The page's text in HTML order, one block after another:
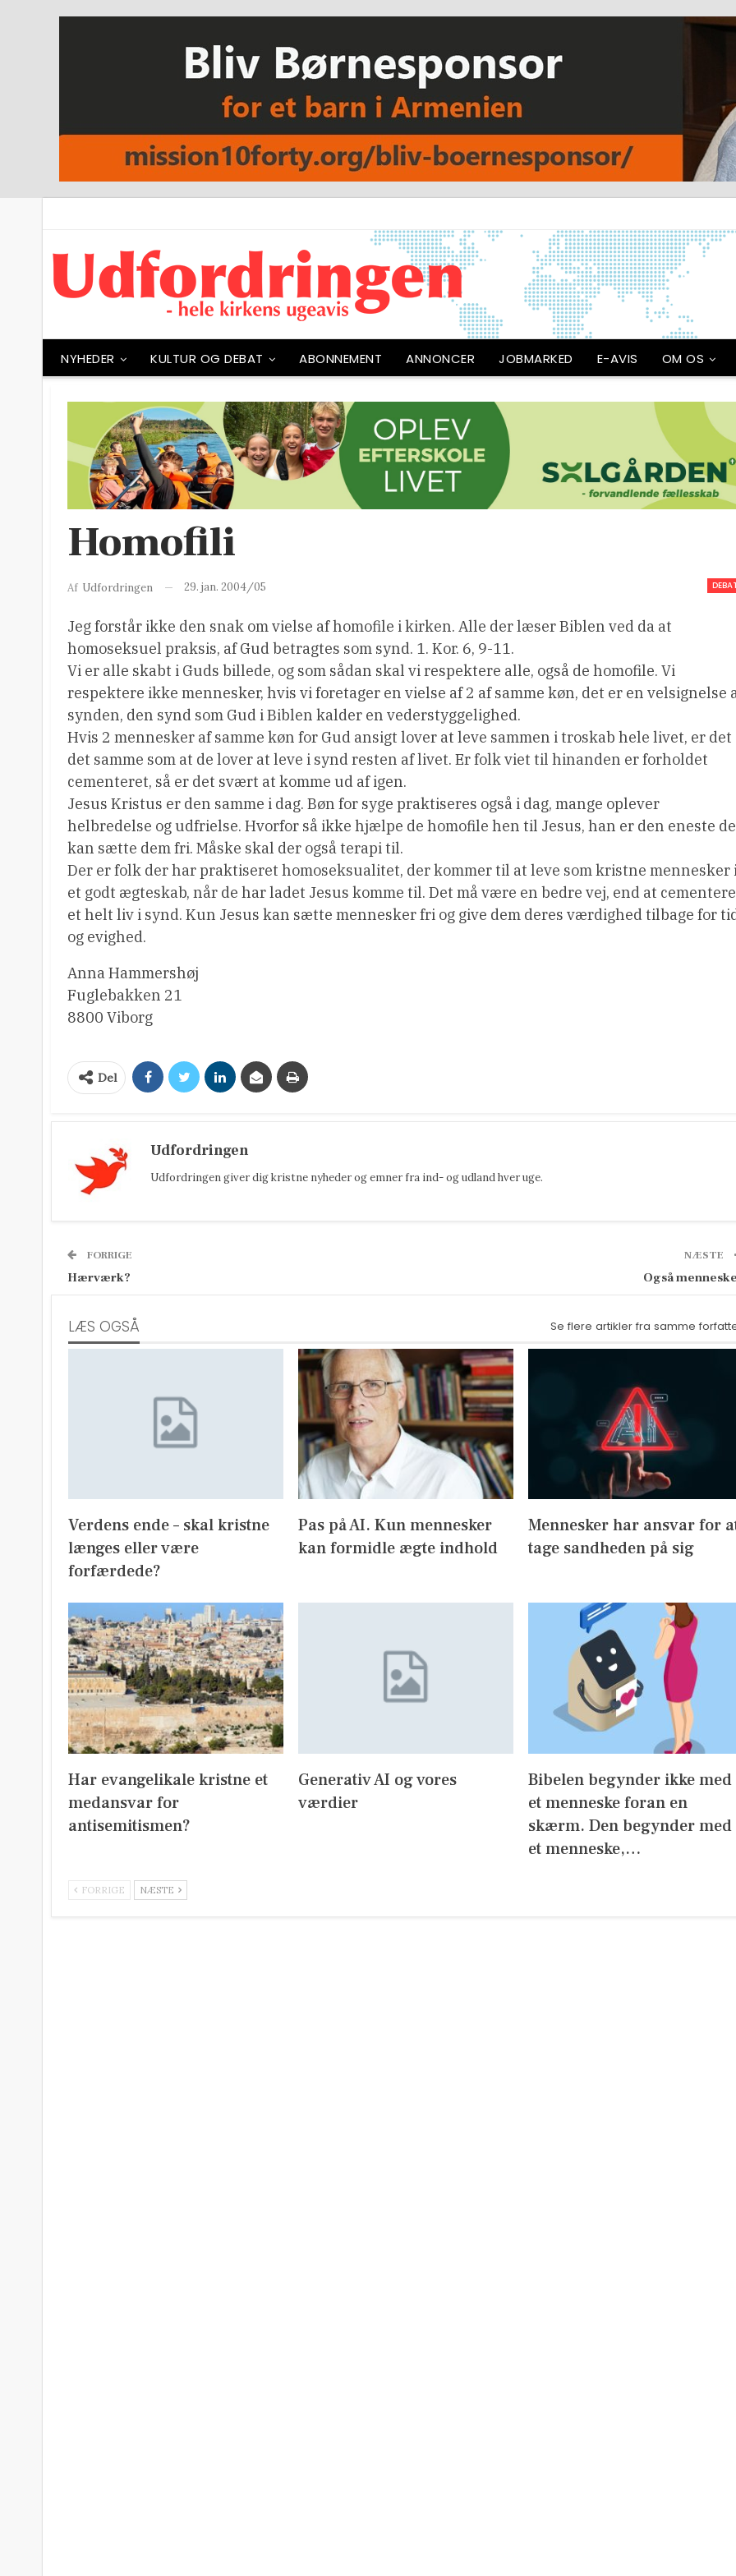
NYHEDER KULTUR OG DEBAT ABONNEMENT ANNONCER JOBMARKED E-AVIS OM OS
Homofili
Af Udfordringen 29. jan. 2004/05
Jeg forstår ikke den snak om vielse af homofile i kirken. Alle der læser Biblen ved da at
homoseksuel praksis, af Gud betragtes som synd. 1. Kor. 6, 9-11.
Vi er alle skabt i Guds billede, og som sådan skal vi respektere alle, også de homofile. Vi
respektere ikke mennesker, hvis vi foretager en vielse af 2 af samme køn, det er en velsignelse
synden, den synd som Gud i Biblen kalder en vederstyggelighed.
Hvis 2 mennesker af samme køn for Gud ansigt lover at leve sammen i troskab hele livet, er det
det samme som at de lover at leve i synd resten af livet. Er folk viet til hinanden er forholdet
cementeret, så er det svært at komme ud af igen.
Jesus Kristus er den samme i dag. Bøn for syge praktiseres også i dag, mange oplever
helbredelse og udfrielse. Hvorfor så ikke hjælpe de homofile hen til Jesus, han er den eneste
kan sætte dem fri. Måske skal der også terapi til.
Der er folk der har praktiseret homoseksualitet, der kommer til at leve som kristne mennesker
et godt ægteskab, når de har ladet Jesus komme til. Det må være en bedre vej, end at cementere
et helt liv i synd. Kun Jesus kan sætte mennesker fri og give dem deres værdighed tilbage for
og evighed.
Anna Hammershøj
Fuglebakken 21
8800 Viborg
Del
Udfordringen
Udfordringen giver dig kristne nyheder og emner fra ind- og udland hver uge.
FORRIGE
Hærværk?
NÆSTE
Også
LÆS OGSÅ Se flere artikler fra samme
Verdens ende – skal kristne
længes eller være
forfærdede?
Pas på AI. Kun mennesker
kan formidle ægte indhold
Mennesker har ansvar for
tage sandheden på sig
Har evangelikale kristne et
medansvar for
antisemitismen?
Generativ AI og vores
værdier
Bibelen begynder ikke med
et menneske foran en
skærm. Den begynder med
et menneske,…
FORRIGE NÆSTE